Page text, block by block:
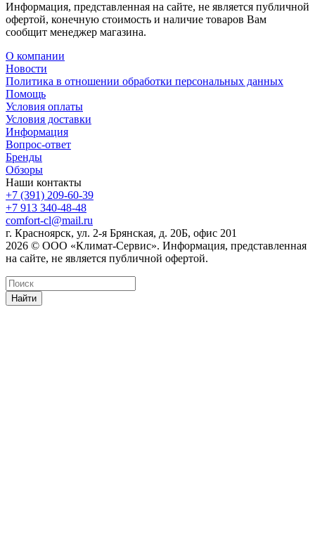
Информация, представленная на сайте, не является публичной
офертой, конечную стоимость и наличие товаров Вам
сообщит менеджер магазина.
О компании
Новости
Политика в отношении обработки персональных данных
Помощь
Условия оплаты
Условия доставки
Информация
Вопрос-ответ
Бренды
Обзоры
Наши контакты
+7 (391) 209-60-39
+7 913 340-48-48
comfort-cl@mail.ru
г. Красноярск, ул. 2-я Брянская, д. 20Б, офис 201
2026 © ООО «Климат-Сервис». Информация, представленная
на сайте, не является публичной офертой.
Найти